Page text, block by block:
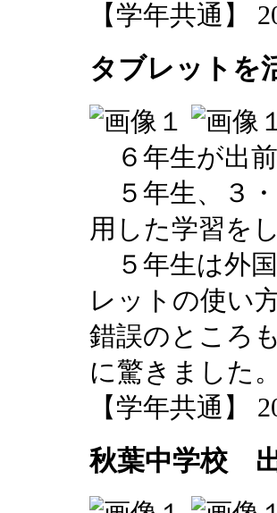
【学年共通】
タブレットを
６年生が出
５年生、３
用した学習を
５年生は外
レットの使い
錯誤のところ
に驚きました
【学年共通】
秋葉中学校